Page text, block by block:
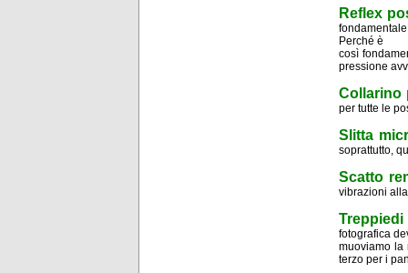
Reflex
Perché è
così
pressione
Collarino
per tutte le
Slitta
soprattutto,
Scatto
vibrazioni
Treppiedi
fotografica
muoviamo la
terzo per i